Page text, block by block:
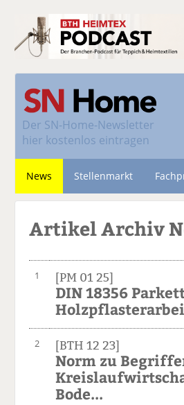
Der SN-Home-Newsletter
hier kostenlos eintragen
News Stellenmarkt
Artikel Archiv
1 [PM 01 25]
DIN 18356
2 [BTH 12 23]
Norm zu
Bode...